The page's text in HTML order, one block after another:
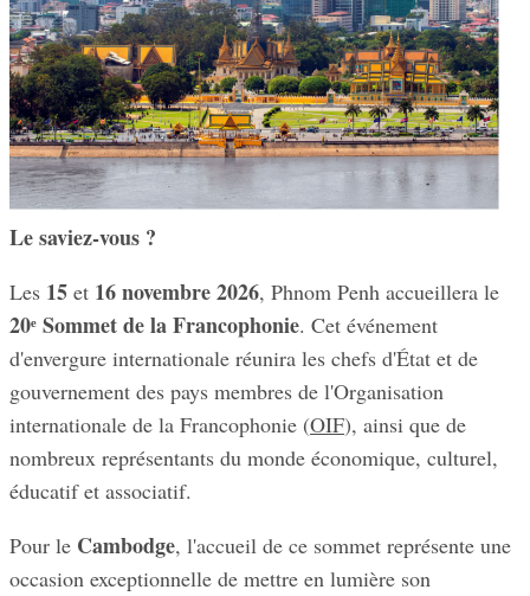
Le saviez-vous ?
Les 15 et 16 novembre 2026, Phnom Penh accueillera le
20ᵉ Sommetde la Francophonie. Cet événement
d'envergure internationale réunira les chefs d'État et de
gouvernement des pays membres de l'Organisation
internationale de la Francophonie (OIF), ainsi que de
nombreux représentants du monde économique, culturel,
éducatif et associatif.
Pour le Cambodge, l'accueil de ce sommet représente une
occasion exceptionnelle de mettre en lumière son